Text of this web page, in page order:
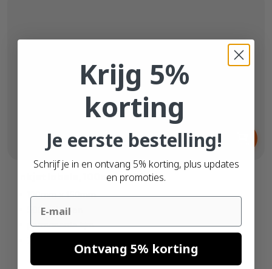
69
Inkjet labels, 100mm x 150mm
100mm x 150mm
500 etiketten
permanente lijm
Krijg 5%
korting
Je eerste bestelling!
Schrijf je in en ontvang 5% korting, plus updates
en promoties.
Email
Ontvang 5% korting